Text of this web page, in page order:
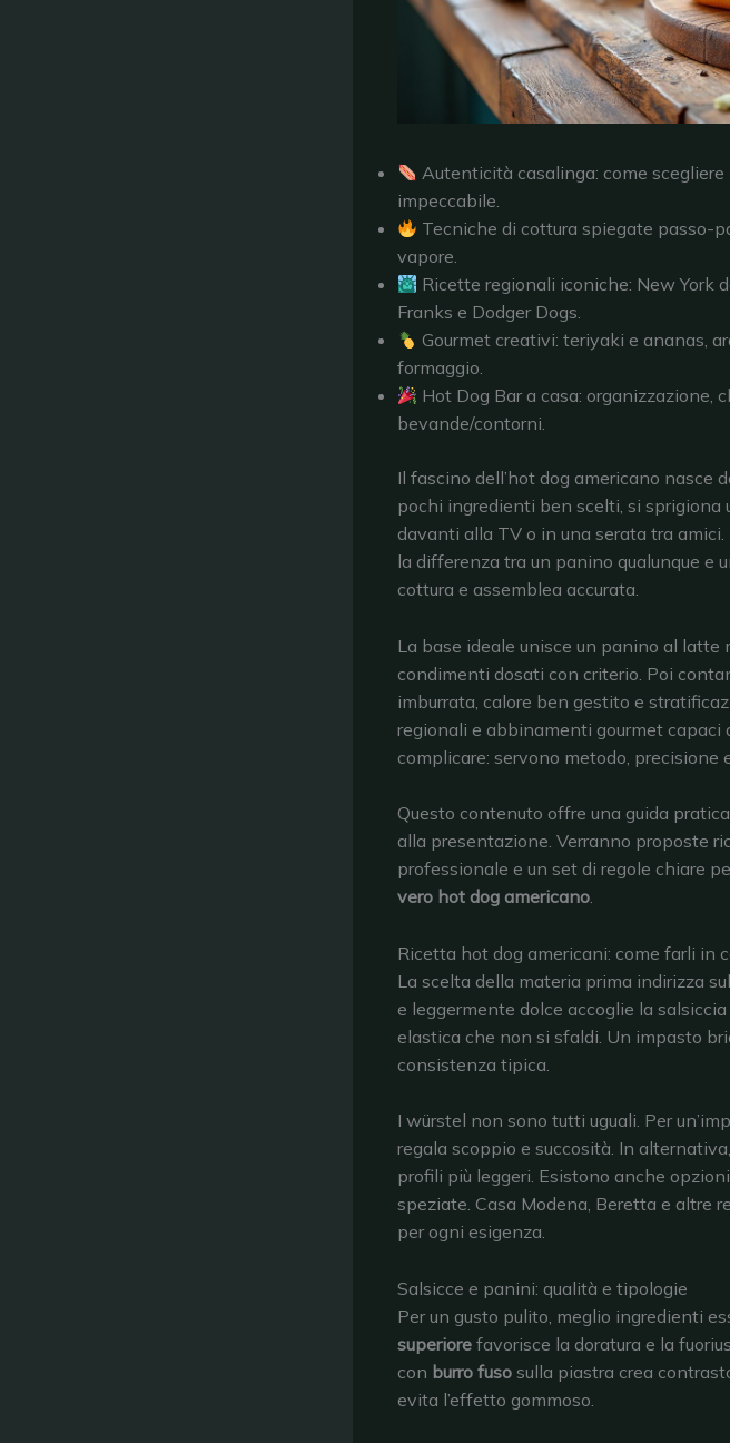
Autenticità casalinga: come
impeccabile.
Tecniche di cottura spiegate passo-
vapore.
Ricette regionali iconiche: New York
Franks e Dodger Dogs.
Gourmet creativi: teriyaki e ananas,
formaggio.
Hot Dog Bar a casa: organizzazione,
bevande/contorni.
Il fascino dell’hot dog americano nasce
pochi ingredienti ben scelti, si sprigiona
davanti alla TV o in una serata tra
la differenza tra un panino qualunque e
cottura e assemblea accurata.
La base ideale unisce un panino al latte
condimenti dosati con criterio. Poi
imburrata, calore ben gestito e
regionali e abbinamenti gourmet capaci
complicare: servono metodo, precisione
Questo contenuto offre una guida
alla presentazione. Verranno proposte
professionale e un set di regole chiare
vero hot dog americano.
Ricetta hot dog americani: come farli in
La scelta della materia prima indirizza
e leggermente dolce accoglie la
elastica che non si sfaldi. Un impasto
consistenza tipica.
I würstel non sono tutti uguali. Per
regala scoppio e succosità. In
profili più leggeri. Esistono anche
speziate. Casa Modena, Beretta e altre
per ogni esigenza.
Salsicce e panini: qualità e tipologie
Per un gusto pulito, meglio ingredienti
superiore favorisce la doratura e la
con burro fuso sulla piastra crea
evita l’effetto gommoso.